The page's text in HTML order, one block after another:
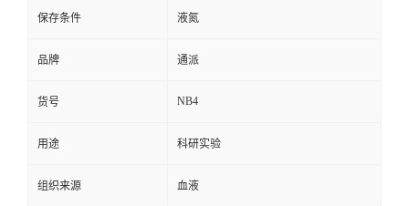
保存条件 液氮
品牌 通派
货号 NB4
用途 科研实验
组织来源 血液